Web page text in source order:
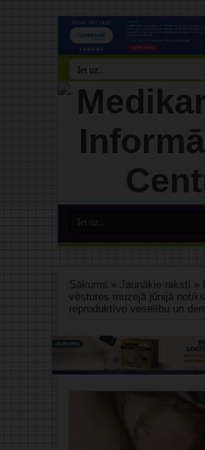
Sākums » Jaunākie raksti »
vēstures muzejā jūnijā
reproduktīvo veselību un